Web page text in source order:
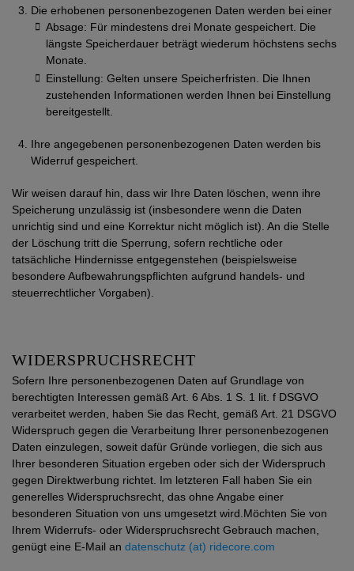
Die erhobenen personenbezogenen Daten werden bei einer
Absage: Für mindestens drei Monate gespeichert. Die
längste Speicherdauer beträgt wiederum höchstens sechs
Monate.
Einstellung: Gelten unsere Speicherfristen. Die Ihnen
zustehenden Informationen werden Ihnen bei Einstellung
bereitgestellt.
Ihre angegebenen personenbezogenen Daten werden bis
Widerruf gespeichert.
Wir weisen darauf hin, dass wir Ihre Daten löschen, wenn ihre
Speicherung unzulässig ist (insbesondere wenn die Daten
unrichtig sind und eine Korrektur nicht möglich ist). An die Stelle
der Löschung tritt die Sperrung, sofern rechtliche oder
tatsächliche Hindernisse entgegenstehen (beispielsweise
besondere Aufbewahrungspflichten aufgrund handels- und
steuerrechtlicher Vorgaben).
WIDERSPRUCHSRECHT
Sofern Ihre personenbezogenen Daten auf Grundlage von
berechtigten Interessen gemäß Art. 6 Abs. 1 S. 1 lit. f DSGVO
verarbeitet werden, haben Sie das Recht, gemäß Art. 21 DSGVO
Widerspruch gegen die Verarbeitung Ihrer personenbezogenen
Daten einzulegen, soweit dafür Gründe vorliegen, die sich aus
Ihrer besonderen Situation ergeben oder sich der Widerspruch
gegen Direktwerbung richtet. Im letzteren Fall haben Sie ein
generelles Widerspruchsrecht, das ohne Angabe einer
besonderen Situation von uns umgesetzt wird.Möchten Sie von
Ihrem Widerrufs- oder Widerspruchsrecht Gebrauch machen,
genügt eine E-Mail an datenschutz (at) ridecore.com